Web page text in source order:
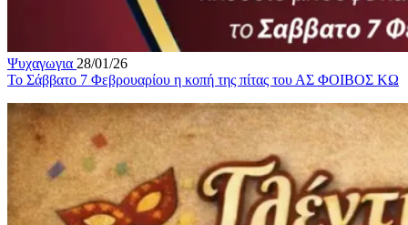
Ψυχαγωγια 28/01/26
Το Σάββατο 7 Φεβρουαρίου η κοπή της πίτας του ΑΣ ΦΟΙΒΟΣ ΚΩ